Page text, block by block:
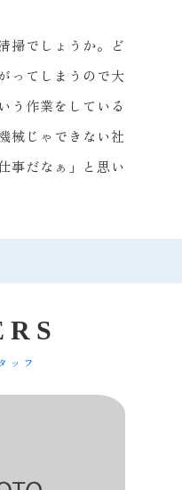
掃でしょうか。ど
ってしまうので大
う作業をしている
械じゃできない社
事だなぁ」と思い
R S
ッフ